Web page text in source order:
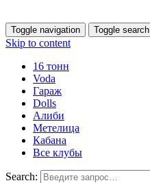
Toggle navigation Toggle search
Skip to content
16 тонн
Voda
Гараж
Dolls
Алиби
Метелица
Кабана
Все клубы
Search: